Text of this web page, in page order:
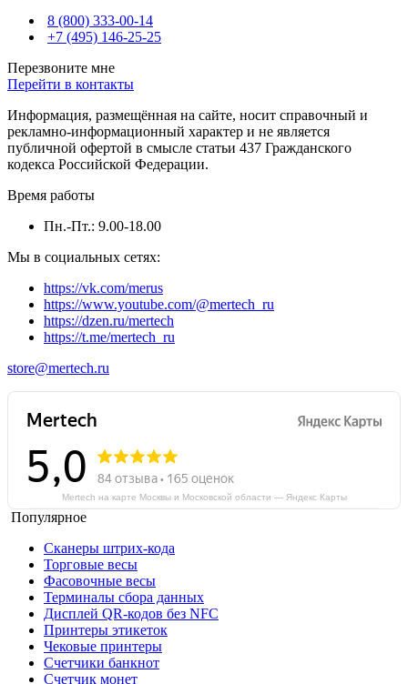
8 (800) 333-00-14
+7 (495) 146-25-25
Перезвоните мне
Перейти в контакты
Информация, размещённая на сайте, носит справочный и
рекламно-информационный характер и не является
публичной офертой в смысле статьи 437 Гражданского
кодекса Российской Федерации.
Время работы
Пн.-Пт.: 9.00-18.00
Мы в социальных сетях:
https://vk.com/merus
https://www.youtube.com/@mertech_ru
https://dzen.ru/mertech
https://t.me/mertech_ru
store@mertech.ru
Mertech на карте Москвы и Московской области — Яндекс Карты
Популярное
Сканеры штрих-кода
Торговые весы
Фасовочные весы
Терминалы сбора данных
Дисплей QR-кодов без NFC
Принтеры этикеток
Чековые принтеры
Счетчики банкнот
Счетчик монет